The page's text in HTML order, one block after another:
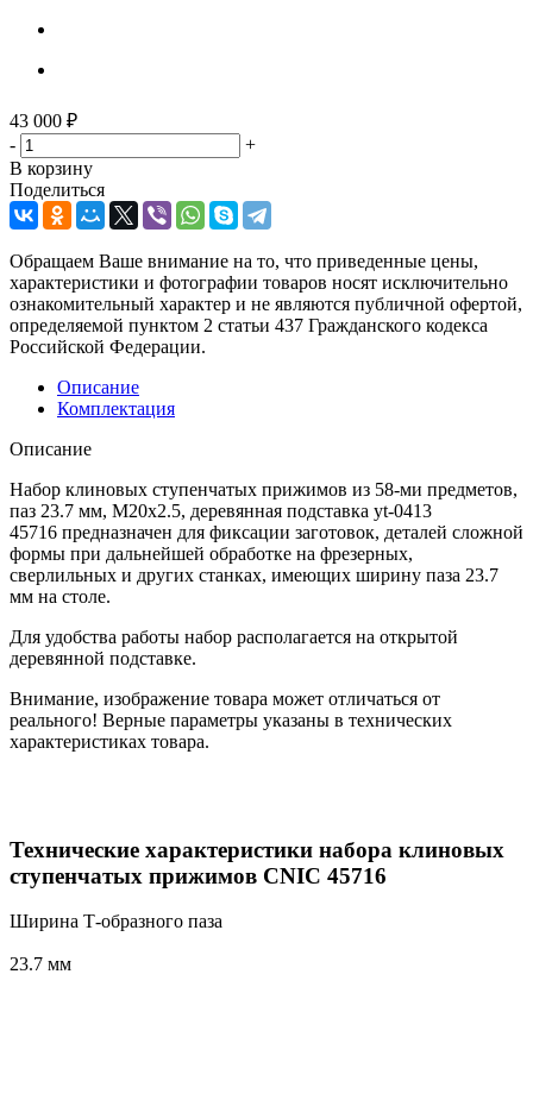
43 000 ₽
-
+
В корзину
Поделиться
Обращаем Ваше внимание на то, что приведенные цены,
характеристики и фотографии товаров носят исключительно
ознакомительный характер и не являются публичной офертой,
определяемой пунктом 2 статьи 437 Гражданского кодекса
Российской Федерации.
Описание
Комплектация
Описание
Набор клиновых ступенчатых прижимов из 58-ми предметов,
паз 23.7 мм, М20x2.5, деревянная подставка yt-0413
45716 предназначен для фиксации заготовок, деталей сложной
формы при дальнейшей обработке на фрезерных,
сверлильных и других станках, имеющих ширину паза 23.7
мм на столе.
Для удобства работы набор располагается на открытой
деревянной подставке.
Внимание, изображение товара может отличаться от
реального! Верные параметры указаны в технических
характеристиках товара.
Технические характеристики набора клиновых
ступенчатых прижимов CNIC 45716
Ширина Т-образного паза
23.7 мм